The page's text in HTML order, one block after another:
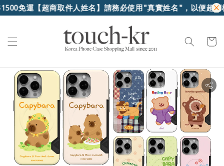
免運【超商取件人姓名】請務必使用"真實姓名"，以便超商核對